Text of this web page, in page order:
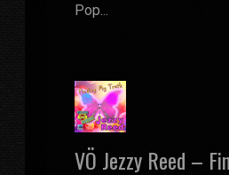
Pop...
VÖ Jezzy Reed –